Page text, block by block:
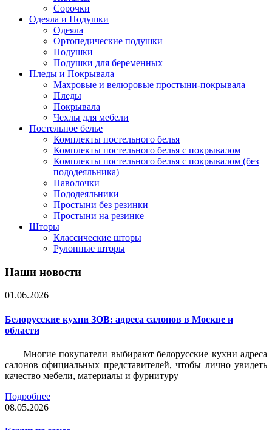
Сорочки
Одеяла и Подушки
Одеяла
Ортопедические подушки
Подушки
Подушки для беременных
Пледы и Покрывала
Махровые и велюровые простыни-покрывала
Пледы
Покрывала
Чехлы для мебели
Постельное белье
Комплекты постельного белья
Комплекты постельного белья с покрывалом
Комплекты постельного белья с покрывалом (без
пододеяльника)
Наволочки
Пододеяльники
Простыни без резинки
Простыни на резинке
Шторы
Классические шторы
Рулонные шторы
Наши новости
01.06.2026
Белорусские кухни ЗОВ: адреса салонов в Москве и
области
Многие покупатели выбирают белорусские кухни адреса
салонов официальных представителей, чтобы лично увидеть
качество мебели, материалы и фурнитуру
Подробнее
08.05.2026